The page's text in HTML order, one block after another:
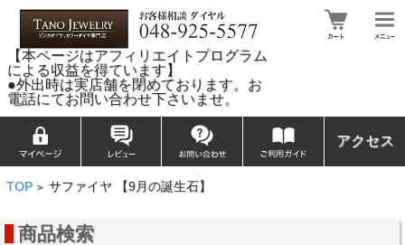
【本ページはアフィリエイトプログラム
による収益を得ています】
●外出時は実店舗を閉めております。お
電話にてお問い合わせ下さいませ。
アクセス
TOP > サファイヤ 【9月の誕生石】
商品検索